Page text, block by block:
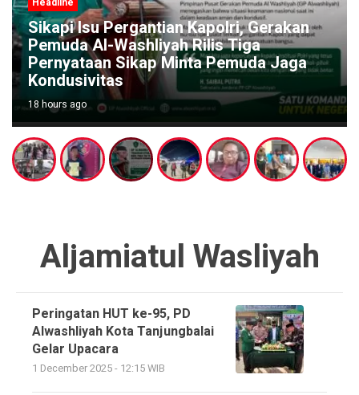
Sikapi Isu Pergantian Kapolri, Gerakan
Pemuda Al-Washliyah Rilis Tiga
Pernyataan Sikap Minta Pemuda Jaga
Kondusivitas
18 hours ago
Aljamiatul Wasliyah
Peringatan HUT ke-95, PD
Alwashliyah Kota Tanjungbalai
Gelar Upacara
1 December 2025 - 12:15 WIB